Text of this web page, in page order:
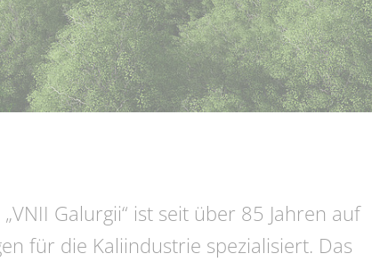
Galurgii“ ist seit über 85 Jahren auf
für die Kaliindustrie spezialisiert. Das